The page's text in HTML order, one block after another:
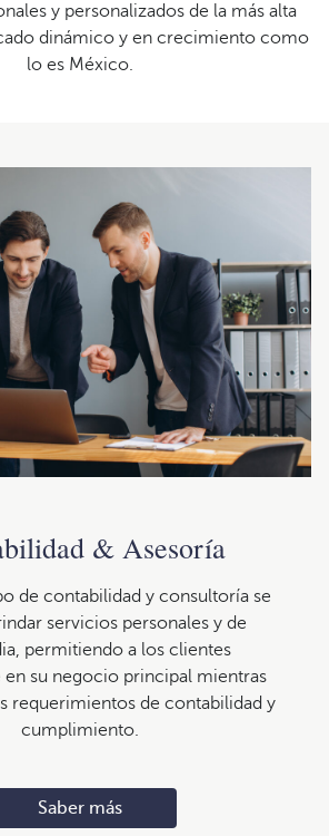
y personalizados de la más alta
dinámico y en crecimiento como
lo es México.
& Asesoría
de contabilidad y consultoría se
servicios personales y de
permitiendo a los clientes
su negocio principal mientras
requerimientos de contabilidad y
cumplimiento.
Saber más